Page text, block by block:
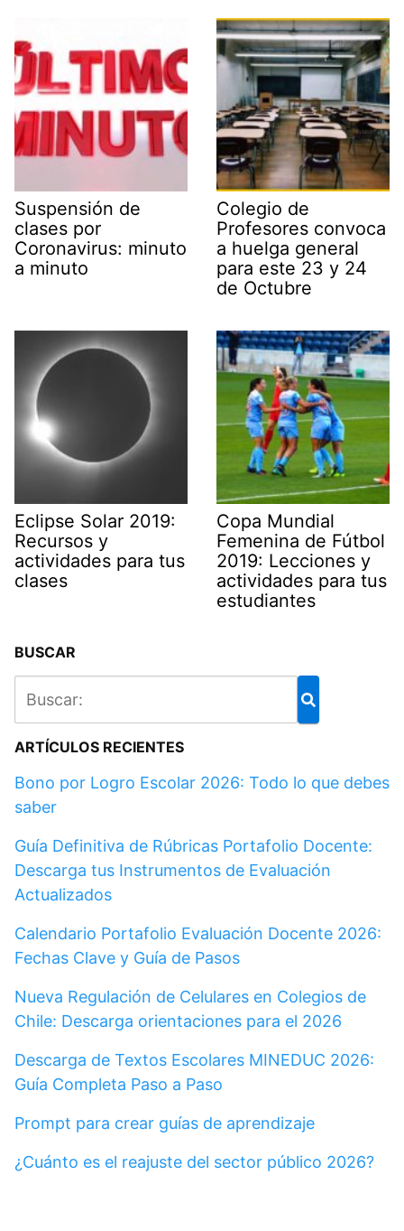
Suspensión de
clases por
Coronavirus: minuto
a minuto
Colegio de
Profesores convoca
a huelga general
para este 23 y 24
de Octubre
Eclipse Solar 2019:
Recursos y
actividades para tus
clases
Copa Mundial
Femenina de Fútbol
2019: Lecciones y
actividades para tus
estudiantes
BUSCAR
ARTÍCULOS RECIENTES
Bono por Logro Escolar 2026: Todo lo que debes
saber
Guía Definitiva de Rúbricas Portafolio Docente:
Descarga tus Instrumentos de Evaluación
Actualizados
Calendario Portafolio Evaluación Docente 2026:
Fechas Clave y Guía de Pasos
Nueva Regulación de Celulares en Colegios de
Chile: Descarga orientaciones para el 2026
Descarga de Textos Escolares MINEDUC 2026:
Guía Completa Paso a Paso
Prompt para crear guías de aprendizaje
¿Cuánto es el reajuste del sector público 2026?